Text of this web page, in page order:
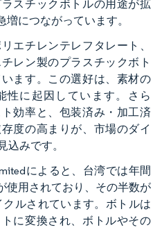
スチックボトルの用途が拡
につながっています。
エチレンテレフタレート、
レン製のプラスチックボト
ます。この選好は、素材の
性に起因しています。さら
効率と、包装済み・加工済
度の高まりが、市場のダイ
込みです。
によると、台湾では年間
使用されており、その半数が
ルされています。ボトルは
に変換され、ボトルやその